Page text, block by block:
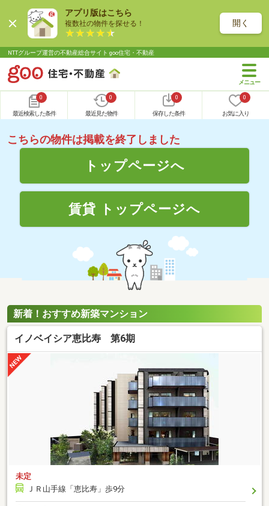
アプリ版はこちら
複数社の物件を探せる！ 開く
NTTグループ運営の不動産総合サイト goo住宅・不動産
0
最近検索した条件
0
最近見た物件
0
保存した条件
0
お気に入り
こちらの物件は掲載を終了しました
トップページへ
賃貸 トップページへ
新着！おすすめ新築マンション
イノベイシア恵比寿 第6期
未定
ＪＲ山手線「恵比寿」歩9分